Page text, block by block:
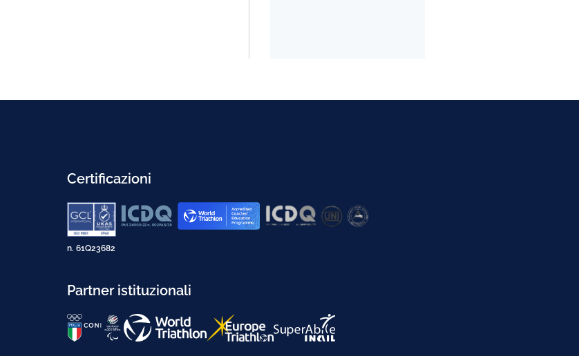
Certificazioni
n. 61Q23682
Partner istituzionali